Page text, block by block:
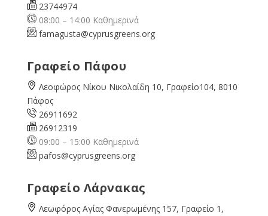
23744974
08:00 – 14:00 Καθημερινά
famagusta@cyprusgreens.org
Γραφείο Πάφου
Λεοφώρος Νίκου Νικολαίδη 10, Γραφείο104, 8010
Πάφος
26911692
26912319
09:00 – 15:00 Καθημερινά
pafos@cyprusgreens.org
Γραφείο Λάρνακας
Λεωφόρος Αγίας Φανερωμένης 157, Γραφείο 1,